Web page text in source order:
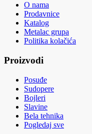
O nama
Prodavnice
Katalog
Metalac grupa
Politika kolačića
Proizvodi
Posuđe
Sudopere
Bojleri
Slavine
Bela tehnika
Pogledaj sve